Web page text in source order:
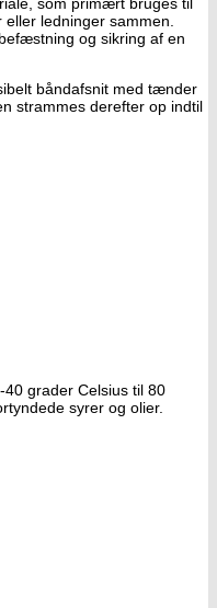
ledninger sammen.
og sikring af en
båndafsnit med tænder
strammes derefter op indtil
grader Celsius til 80
syrer og olier.